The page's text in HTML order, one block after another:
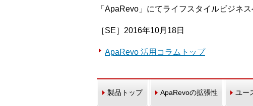
「ApaRevo」にてライフスタイルビジネ
［SE］2016年10月18日
ApaRevo 活用コラムトップ
製品トップ ApaRevoの拡張性 ユー